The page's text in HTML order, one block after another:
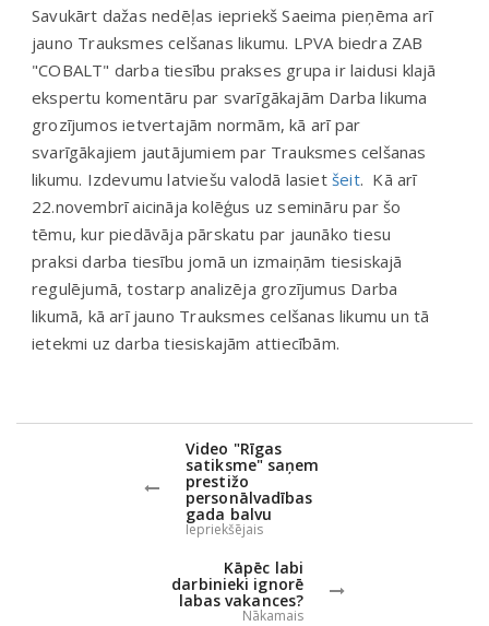
Savukārt dažas nedēļas iepriekš Saeima pieņēma arī
jauno Trauksmes celšanas likumu. LPVA biedra ZAB
"COBALT" darba tiesību prakses grupa ir laidusi klajā
ekspertu komentāru par svarīgākajām Darba likuma
grozījumos ietvertajām normām, kā arī par
svarīgākajiem jautājumiem par Trauksmes celšanas
likumu. Izdevumu latviešu valodā lasiet šeit. Kā arī
22.novembrī aicināja kolēģus uz semināru par šo
tēmu, kur piedāvāja pārskatu par jaunāko tiesu
praksi darba tiesību jomā un izmaiņām tiesiskajā
regulējumā, tostarp analizēja grozījumus Darba
likumā, kā arī jauno Trauksmes celšanas likumu un tā
ietekmi uz darba tiesiskajām attiecībām.
Video "Rīgas
satiksme" saņem
prestižo
personālvadības
gada balvu
Iepriekšējais
Kāpēc labi
darbinieki ignorē
labas vakances?
Nākamais